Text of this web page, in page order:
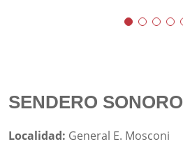
SENDERO SONORO
Localidad: General E. Mosconi